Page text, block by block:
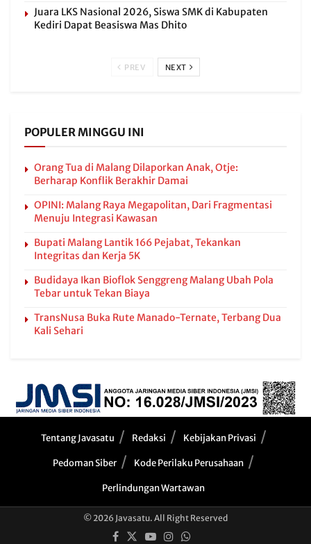
Juara LKS Nasional 2026, Siswa SMK di Kabupaten
Kediri Dapat Beasiswa Mas Dhito
PREV NEXT
POPULER MINGGU INI
Orang Tua di Malang Dilaporkan Anak, Otje:
Berharap Konflik Berakhir Damai
OPINI: Malang Raya Megapolitan, Dari Fragmentasi
Menuju Integrasi Kawasan
Bupati Malang Lantik 166 Pejabat, Tekankan
Integritas dan Kerja 5K
Budidaya Ikan Bioflok Senggreng Malang Ubah Pola
Tebar untuk Tekan Biaya
TransNusa Buka Rute Manado-Ternate, Terbang Dua
Kali Sehari
Tentang Javasatu Redaksi Kebijakan Privasi
Pedoman Siber Kode Perilaku Perusahaan
Perlindungan Wartawan
© 2026 Javasatu. All Right Reserved